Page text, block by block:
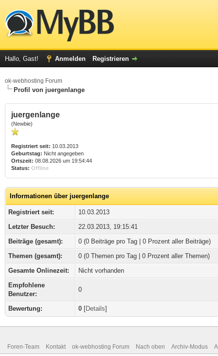
Hallo, Gast! Anmelden Registrieren
ok-webhosting Forum
Profil von juergenlange
juergenlange
(Newbie)
Registriert seit: 10.03.2013
Geburtstag: Nicht angegeben
Ortszeit: 08.08.2026 um 19:54:44
Status: Offline
Informationen über juergenlange
Registriert seit:
10.03.2013
Letzter Besuch:
22.03.2013, 19:15:41
Beiträge (gesamt):
0 (0 Beiträge pro Tag | 0 Prozent aller Beiträge)
Themen (gesamt):
0 (0 Themen pro Tag | 0 Prozent aller Themen)
Gesamte Onlinezeit:
Nicht vorhanden
Empfohlene
Benutzer:
0
Bewertung: 0 [Details]
Foren-Team Kontakt ok-webhosting Forum Nach oben Archiv-Modus